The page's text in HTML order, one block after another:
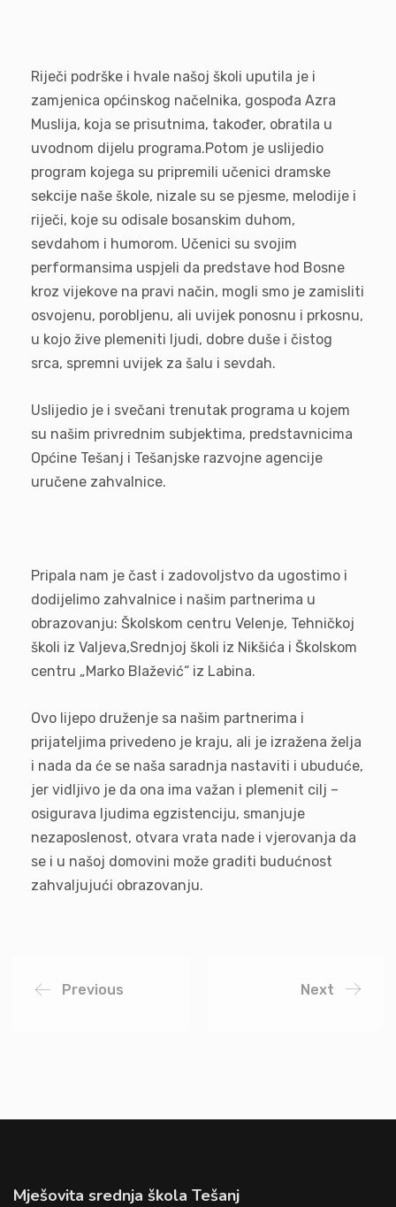
Riječi podrške i hvale našoj školi uputila je i
zamjenica općinskog načelnika, gospođa Azra
Muslija, koja se prisutnima, također, obratila u
uvodnom dijelu programa.Potom je uslijedio
program kojega su pripremili učenici dramske
sekcije naše škole, nizale su se pjesme, melodije i
riječi, koje su odisale bosanskim duhom,
sevdahom i humorom. Učenici su svojim
performansima uspjeli da predstave hod Bosne
kroz vijekove na pravi način, mogli smo je zamisliti
osvojenu, porobljenu, ali uvijek ponosnu i prkosnu,
u kojo žive plemeniti ljudi, dobre duše i čistog
srca, spremni uvijek za šalu i sevdah.
Uslijedio je i svečani trenutak programa u kojem
su našim privrednim subjektima, predstavnicima
Općine Tešanj i Tešanjske razvojne agencije
uručene zahvalnice.
Pripala nam je čast i zadovoljstvo da ugostimo i
dodijelimo zahvalnice i našim partnerima u
obrazovanju: Školskom centru Velenje, Tehničkoj
školi iz Valjeva,Srednjoj školi iz Nikšića i Školskom
centru „Marko Blažević“ iz Labina.
Ovo lijepo druženje sa našim partnerima i
prijateljima privedeno je kraju, ali je izražena želja
i nada da će se naša saradnja nastaviti i ubuduće,
jer vidljivo je da ona ima važan i plemenit cilj –
osigurava ljudima egzistenciju, smanjuje
nezaposlenost, otvara vrata nade i vjerovanja da
se i u našoj domovini može graditi budućnost
zahvaljujući obrazovanju.
Previous Next
Mješovita srednja škola Tešanj